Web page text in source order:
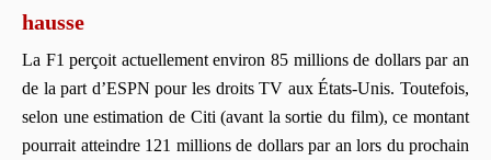
hausse
La F1 perçoit actuellement environ 85 millions de dollars par an
de la part d’ESPN pour les droits TV aux États-Unis. Toutefois,
selon une estimation de Citi (avant la sortie du film), ce montant
pourrait atteindre 121 millions de dollars par an lors du prochain